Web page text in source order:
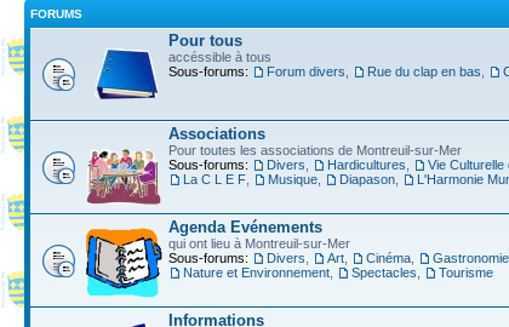
FORUMS
Pour tous
accéssible à tous
Sous-forums:
Forum divers Rue du clap en bas
Associations
Pour toutes les associations de Montreuil-sur-Mer
Sous-forums:
Divers Hardicultures Vie Culturelle
La C L E F
Musique Diapason L'Harmonie
Agenda Evénements
qui ont lieu à Montreuil-sur-Mer
Sous-forums:
Divers Art Cinéma Gastronomie
Nature et Environnement
Spectacles Tourisme
Informations